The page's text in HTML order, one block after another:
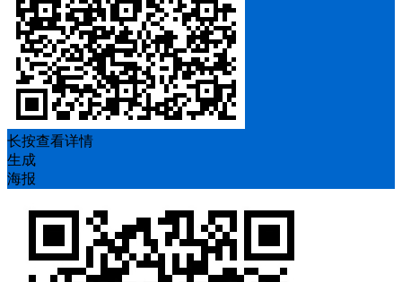
长按查看详情
生成
海报